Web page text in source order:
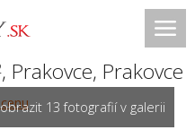
, Prakovce, Prakovce
13 fotografií v galerii